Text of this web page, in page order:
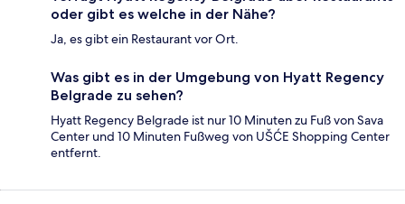
oder gibt es welche in der Nähe?
Ja, es gibt ein Restaurant vor Ort.
Was gibt es in der Umgebung von Hyatt Regency
Belgrade zu sehen?
Hyatt Regency Belgrade ist nur 10 Minuten zu Fuß von Sava
Center und 10 Minuten Fußweg von UŠĆE Shopping Center
entfernt.